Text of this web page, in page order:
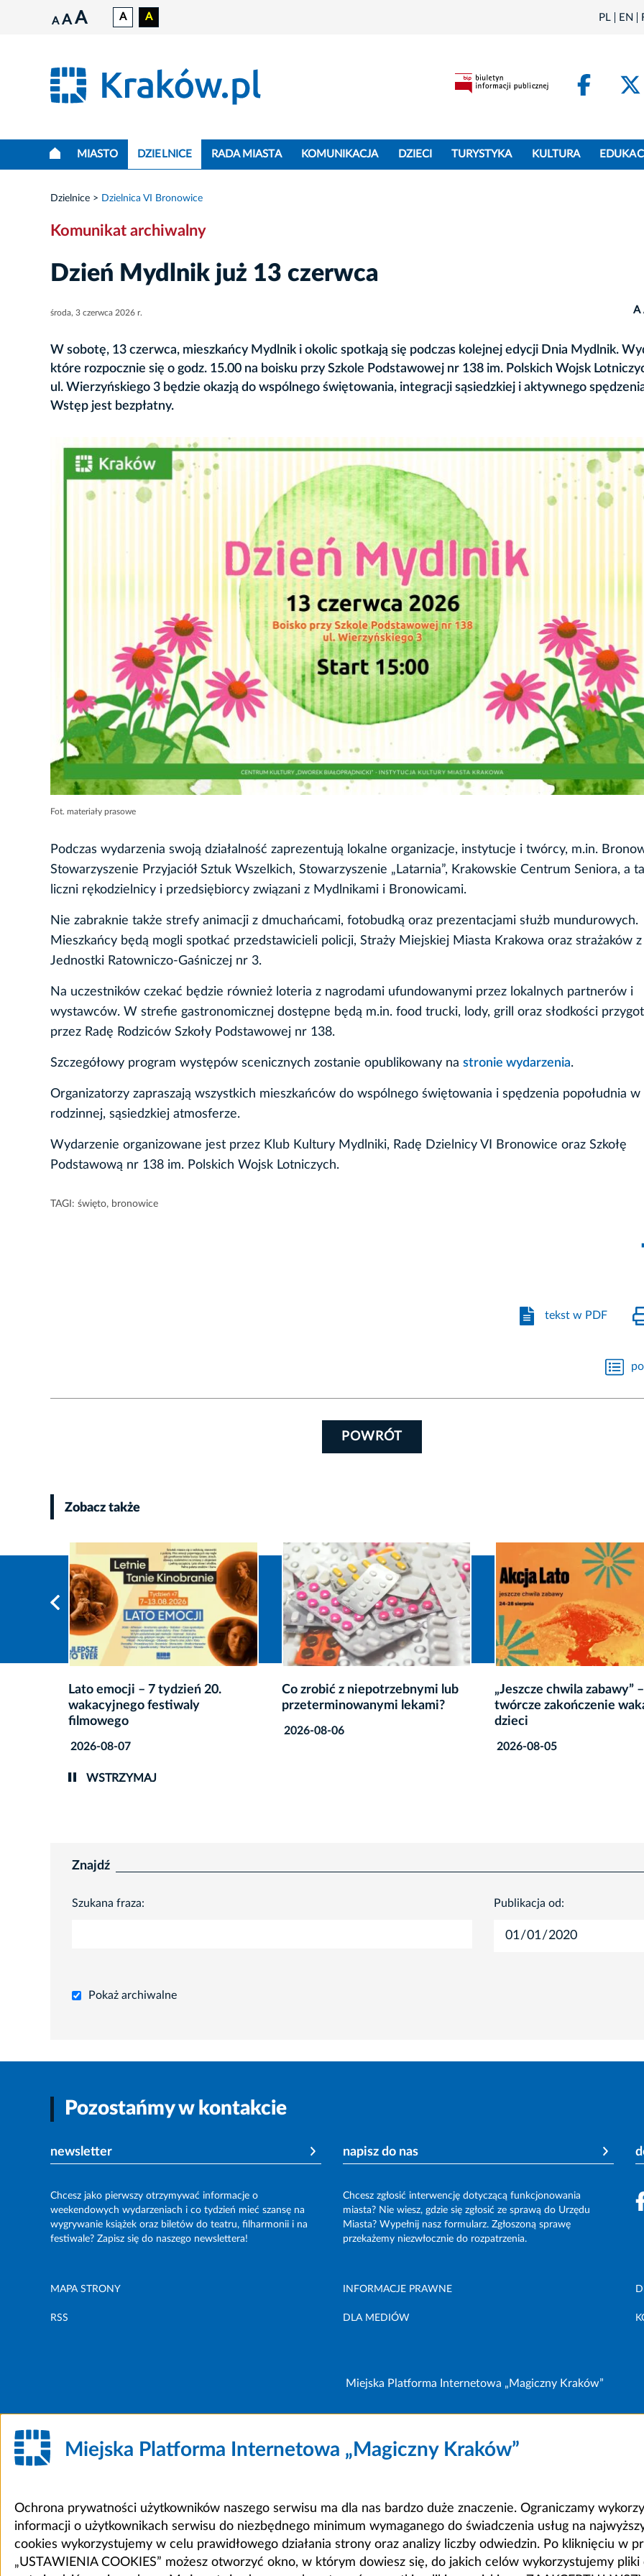
A A A A A PL EN
MIASTO DZIELNICE RADA MIASTA KOMUNIKACJA DZIECI TURYSTYKA KULTURA
Dzielnice Dzielnica VI Bronowice
Komunikat archiwalny
Dzień Mydlnik już 13 czerwca
środa, 3 czerwca 2026 r. A
W sobotę, 13 czerwca, mieszkańcy Mydlnik i okolic spotkają się podczas kolejnej edycji Dnia Mydlnik.
które rozpocznie się o godz. 15.00 na boisku przy Szkole Podstawowej nr 138 im. Polskich Wojsk
ul. Wierzyńskiego 3 będzie okazją do wspólnego świętowania, integracji sąsiedzkiej i aktywnego
Wstęp jest bezpłatny.
Fot. materiały prasowe
Podczas wydarzenia swoją działalność zaprezentują lokalne organizacje, instytucje i twórcy, m.in.
Stowarzyszenie Przyjaciół Sztuk Wszelkich, Stowarzyszenie „Latarnia”, Krakowskie Centrum Seniora, a
liczni rękodzielnicy i przedsiębiorcy związani z Mydlnikami i Bronowicami.
Nie zabraknie także strefy animacji z dmuchańcami, fotobudką oraz prezentacjami służb mundurowych.
Mieszkańcy będą mogli spotkać przedstawicieli policji, Straży Miejskiej Miasta Krakowa oraz strażaków z
Jednostki Ratowniczo-Gaśniczej nr 3.
Na uczestników czekać będzie również loteria z nagrodami ufundowanymi przez lokalnych partnerów i
wystawców. W strefie gastronomicznej dostępne będą m.in. food trucki, lody, grill oraz słodkości
przez Radę Rodziców Szkoły Podstawowej nr 138.
Szczegółowy program występów scenicznych zostanie opublikowany na stronie wydarzenia.
Organizatorzy zapraszają wszystkich mieszkańców do wspólnego świętowania i spędzenia popołudnia w
rodzinnej, sąsiedzkiej atmosferze.
Wydarzenie organizowane jest przez Klub Kultury Mydlniki, Radę Dzielnicy VI Bronowice oraz Szkołę
Podstawową nr 138 im. Polskich Wojsk Lotniczych.
TAGI: święto, bronowice
tekst w PDF
POWRÓT
Zobacz także
Co zrobić z niepotrzebnymi lub
przeterminowanymi lekami?
2026-08-06
„Jeszcze chwila zabawy” –
twórcze zakończenie wakacji dla
Małopolski Festiwal
wraca do Krakowa
WSTRZYMAJ
Znajdź
Szukana fraza: Publikacja od:
Pokaż archiwalne
Pozostańmy w kontakcie
newsletter
Chcesz jako pierwszy otrzymywać informacje o
weekendowych wydarzeniach i co tydzień mieć szansę na
wygrywanie książek oraz biletów do teatru, filharmonii i na
festiwale? Zapisz się do naszego newslettera!
napisz do nas
Chcesz zgłosić interwencję dotyczącą funkcjonowania
miasta? Nie wiesz, gdzie się zgłosić ze sprawą do Urzędu
Miasta? Wypełnij nasz formularz. Zgłoszoną sprawę
przekażemy niezwłocznie do rozpatrzenia.
MAPA STRONY INFORMACJE PRAWNE
RSS DLA MEDIÓW
Miejska Platforma Internetowa „Magiczny Kraków”
Miejska Platforma Internetowa „Magiczny Kraków”
Ochrona prywatności użytkowników naszego serwisu ma dla nas bardzo duże znaczenie. Ograniczamy
informacji o użytkownikach serwisu do niezbędnego minimum wymaganego do świadczenia usług na
cookies wykorzystujemy w celu prawidłowego działania strony oraz analizy liczby odwiedzin. Po kliknięciu w
„USTAWIENIA COOKIES” możesz otworzyć okno, w którym dowiesz się, do jakich celów wykorzystujemy pliki